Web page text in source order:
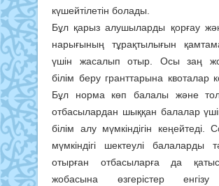
күшейтілетін болады.
Бұл қарыз алушыларды қорғау
нарығының тұрақтылығын
үшін жасалып отыр. Осы заң
білім беру гранттарына квоталар
Бұл норма көп балалы және
отбасылардан шыққан балалар
білім алу мүмкіндігін кеңейтеді.
мүмкіндігі шектеулі балаларды
отырған отбасыларға да
жобасына өзгерістер